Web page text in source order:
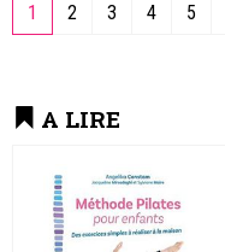
1 2 3 4 5
A LIRE